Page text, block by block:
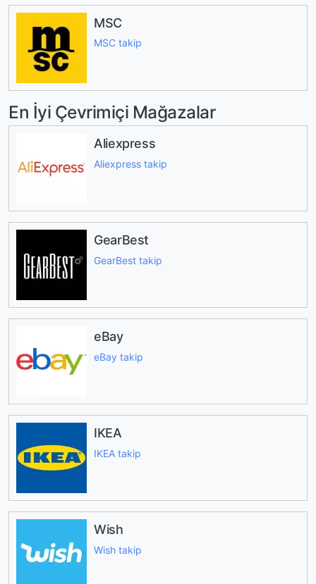
MSC
MSC takip
En İyi Çevrimiçi Mağazalar
Aliexpress
Aliexpress takip
GearBest
GearBest takip
eBay
eBay takip
IKEA
IKEA takip
Wish
Wish takip